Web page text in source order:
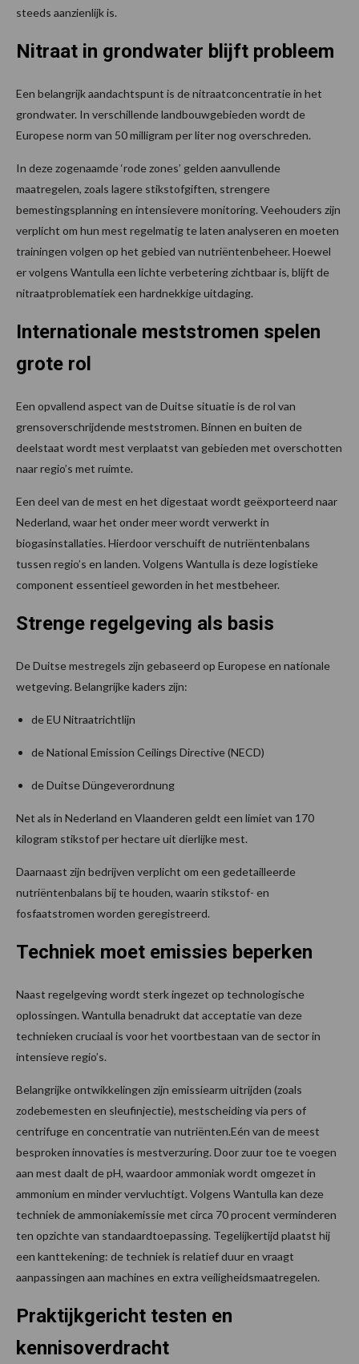
steeds aanzienlijk is.
Nitraat in grondwater blijft probleem
Een belangrijk aandachtspunt is de nitraatconcentratie in het
grondwater. In verschillende landbouwgebieden wordt de
Europese norm van 50 milligram per liter nog overschreden.
In deze zogenaamde ‘rode zones’ gelden aanvullende
maatregelen, zoals lagere stikstofgiften, strengere
bemestingsplanning en intensievere monitoring. Veehouders zijn
verplicht om hun mest regelmatig te laten analyseren en moeten
trainingen volgen op het gebied van nutriëntenbeheer. Hoewel
er volgens Wantulla een lichte verbetering zichtbaar is, blijft de
nitraatproblematiek een hardnekkige uitdaging.
Internationale meststromen spelen
grote rol
Een opvallend aspect van de Duitse situatie is de rol van
grensoverschrijdende meststromen. Binnen en buiten de
deelstaat wordt mest verplaatst van gebieden met overschotten
naar regio’s met ruimte.
Een deel van de mest en het digestaat wordt geëxporteerd naar
Nederland, waar het onder meer wordt verwerkt in
biogasinstallaties. Hierdoor verschuift de nutriëntenbalans
tussen regio’s en landen. Volgens Wantulla is deze logistieke
component essentieel geworden in het mestbeheer.
Strenge regelgeving als basis
De Duitse mestregels zijn gebaseerd op Europese en nationale
wetgeving. Belangrijke kaders zijn:
de EU Nitraatrichtlijn
de National Emission Ceilings Directive (NECD)
de Duitse Düngeverordnung
Net als in Nederland en Vlaanderen geldt een limiet van 170
kilogram stikstof per hectare uit dierlijke mest.
Daarnaast zijn bedrijven verplicht om een gedetailleerde
nutriëntenbalans bij te houden, waarin stikstof- en
fosfaatstromen worden geregistreerd.
Techniek moet emissies beperken
Naast regelgeving wordt sterk ingezet op technologische
oplossingen. Wantulla benadrukt dat acceptatie van deze
technieken cruciaal is voor het voortbestaan van de sector in
intensieve regio’s.
Belangrijke ontwikkelingen zijn emissiearm uitrijden (zoals
zodebemesten en sleufinjectie), mestscheiding via pers of
centrifuge en concentratie van nutriënten.Eén van de meest
besproken innovaties is mestverzuring. Door zuur toe te voegen
aan mest daalt de pH, waardoor ammoniak wordt omgezet in
ammonium en minder vervluchtigt. Volgens Wantulla kan deze
techniek de ammoniakemissie met circa 70 procent verminderen
ten opzichte van standaardtoepassing. Tegelijkertijd plaatst hij
een kanttekening: de techniek is relatief duur en vraagt
aanpassingen aan machines en extra veiligheidsmaatregelen.
Praktijkgericht testen en
kennisoverdracht